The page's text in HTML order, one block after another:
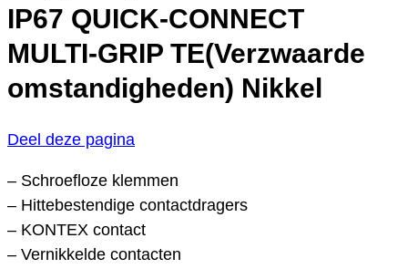
IP67 QUICK-CONNECT
MULTI-GRIP TE(Verzwaarde
omstandigheden) Nikkel
Deel deze pagina
– Schroefloze klemmen
– Hittebestendige contactdragers
– KONTEX contact
– Vernikkelde contacten